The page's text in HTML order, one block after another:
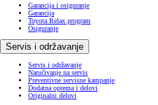
Garancija i osiguranje
Garancija
Toyota Relax program
Osiguranje
Servis i održavanje
Servis i održavanje
Naručivanje na servis
Preventivne servisne kampanje
Dodatna oprema i delovi
Originalni delovi